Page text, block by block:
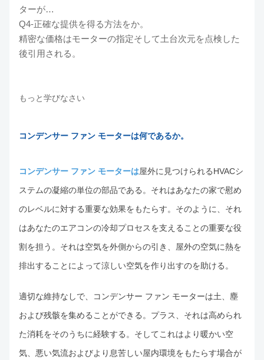
ターが…
Q4-正確な提供を得る方法をか。
精密な価格はモーターの指定そして土台次元を点検した
後引用される。
もっと学びなさい
コンデンサー ファン モーターは何であるか。
コンデンサー ファン モーターは屋外に見つけられるHVACシ
ステムの凝縮の単位の部品である。それはあなたの家で慰め
のレベルに対する重要な効果をもたらす。そのように、それ
はあなたのエアコンの冷却プロセスを支えることの重要な役
割を担う。それは空気を外側からの引き、屋外の空気に熱を
排出することによって涼しい空気を作り出すのを助ける。
適切な維持なしで、コンデンサー ファン モーターは土、塵
および残骸を集めることができる。プラス、それは高められ
た消耗をそのうちに経験する。そしてこれはより暖かい空
気、悪い気流およびより息苦しい屋内環境をもたらす場合が